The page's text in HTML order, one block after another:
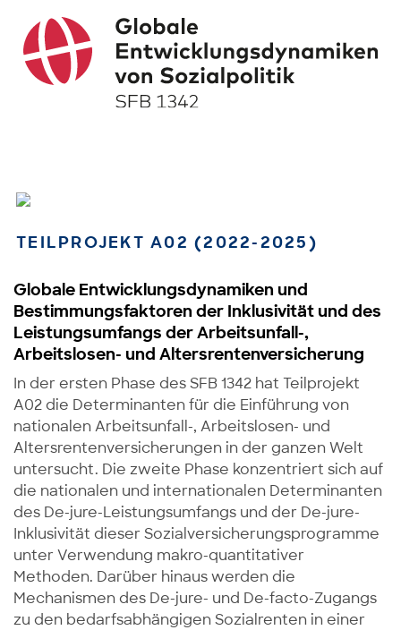
TEILPROJEKT A02 (2022-2025)
Globale Entwicklungsdynamiken und
Bestimmungsfaktoren der Inklusivität und des
Leistungsumfangs der Arbeitsunfall-,
Arbeitslosen- und Altersrentenversicherung
In der ersten Phase des SFB 1342 hat Teilprojekt
A02 die Determinanten für die Einführung von
nationalen Arbeitsunfall-, Arbeitslosen- und
Altersrentenversicherungen in der ganzen Welt
untersucht. Die zweite Phase konzentriert sich auf
die nationalen und internationalen Determinanten
des De-jure-Leistungsumfangs und der De-jure-
Inklusivität dieser Sozialversicherungsprogramme
unter Verwendung makro-quantitativer
Methoden. Darüber hinaus werden die
Mechanismen des De-jure- und De-facto-Zugangs
zu den bedarfsabhängigen Sozialrenten in einer